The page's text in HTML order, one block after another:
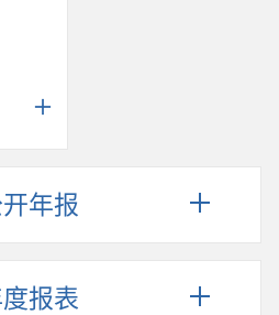
年报
报表